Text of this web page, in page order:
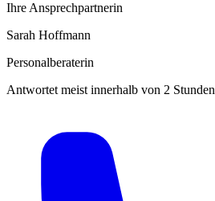
Ihre Ansprechpartnerin
Sarah Hoffmann
Personalberaterin
Antwortet meist innerhalb von 2 Stunden